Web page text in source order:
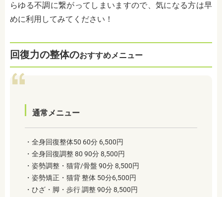
らゆる不調に繋がってしまいますので、気になる方は早
めに利用してみてください！
回復力の整体のおすすめメニュー
通常メニュー
・全身回復整体50 60分 6,500円
・全身回復調整 80 90分 8,500円
・姿勢調整・猫背/骨盤 90分 8,500円
・姿勢矯正・猫背 整体 50分6,500円
・ひざ・脚・歩行 調整 90分 8,500円